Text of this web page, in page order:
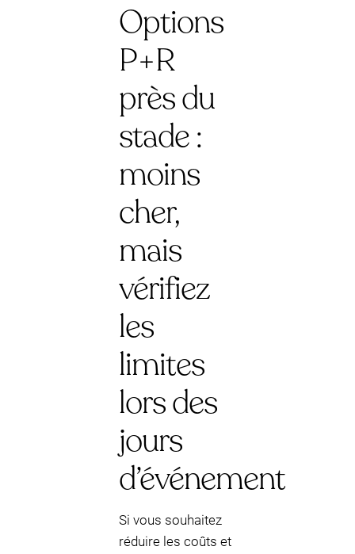
Options
P+R
près du
stade :
moins
cher,
mais
vérifiez
les
limites
lors des
jours
d’événement
Si vous souhaitez
réduire les coûts et